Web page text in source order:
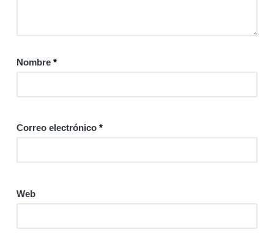
Nombre *
Correo electrónico *
Web